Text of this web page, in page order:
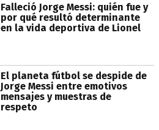
Falleció Jorge Messi: quién fue y
por qué resultó determinante
en la vida deportiva de Lionel
El planeta fútbol se despide de
Jorge Messi entre emotivos
mensajes y muestras de
respeto